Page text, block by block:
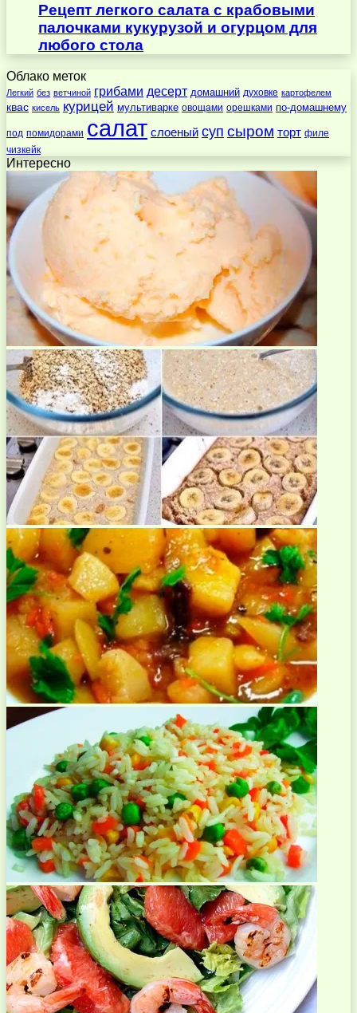
Рецепт легкого салата с крабовыми
палочками кукурузой и огурцом для
любого стола
Облако меток
Легкий без ветчиной грибами десерт домашний духовке картофелем
квас кисель курицей мультиварке овощами орешками по-домашнему
под помидорами салат слоеный суп сыром торт филе
чизкейк
Интересно